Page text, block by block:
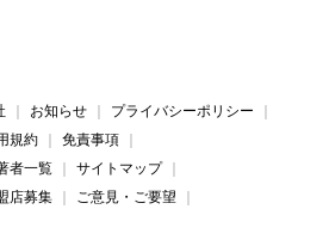
お知らせ
プライバシーポリシー
規約
免責事項
者一覧
サイトマップ
店募集
ご意見・ご要望